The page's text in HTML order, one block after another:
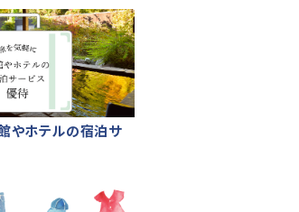
やホテルの宿泊サ